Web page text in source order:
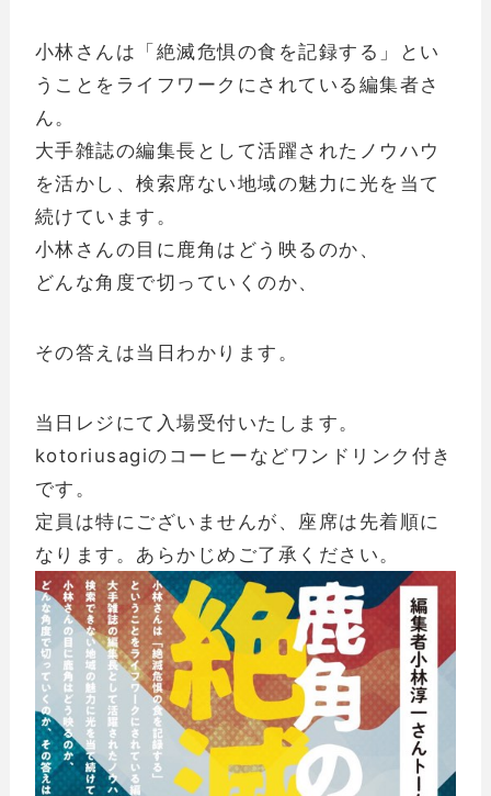
小林さんは「絶滅危惧の食を記録する」とい
うことをライフワークにされている編集者さ
ん。
大手雑誌の編集長として活躍されたノウハウ
を活かし、検索席ない地域の魅力に光を当て
続けています。
小林さんの目に鹿角はどう映るのか、
どんな角度で切っていくのか、
その答えは当日わかります。
当日レジにて入場受付いたします。
kotoriusagiのコーヒーなどワンドリンク付き
です。
定員は特にございませんが、座席は先着順に
なります。あらかじめご了承ください。